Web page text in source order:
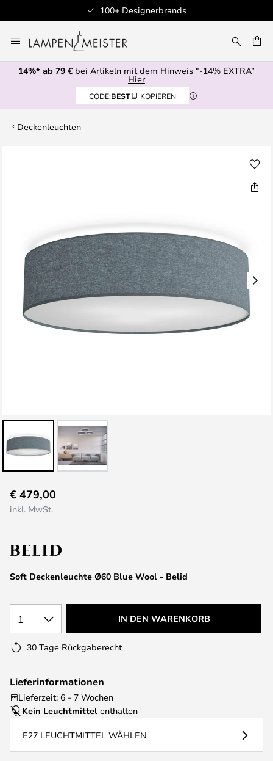
100+ Designerbrands
Inhalt
springen
14%* ab 79 € bei Artikeln mit dem Hinweis "-14% EXTRA”
Hier
CODE:BEST KOPIEREN
Deckenleuchten
Anfang
der
springen
Soft Deckenleuchte Ø60 Blue Wool - Belid
€ 479,00
inkl. MwSt.
1 IN DEN WARENKORB
30 Tage Rückgaberecht
Lieferinformationen
Lieferzeit: 6 - 7 Wochen
Kein Leuchtmittel enthalten
E27 LEUCHTMITTEL WÄHLEN